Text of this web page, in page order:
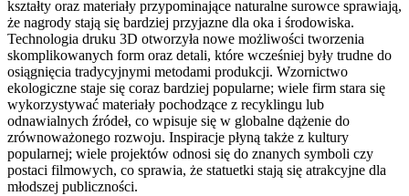
kształty oraz materiały przypominające naturalne surowce sprawiają,
że nagrody stają się bardziej przyjazne dla oka i środowiska.
Technologia druku 3D otworzyła nowe możliwości tworzenia
skomplikowanych form oraz detali, które wcześniej były trudne do
osiągnięcia tradycyjnymi metodami produkcji. Wzornictwo
ekologiczne staje się coraz bardziej popularne; wiele firm stara się
wykorzystywać materiały pochodzące z recyklingu lub
odnawialnych źródeł, co wpisuje się w globalne dążenie do
zrównoważonego rozwoju. Inspiracje płyną także z kultury
popularnej; wiele projektów odnosi się do znanych symboli czy
postaci filmowych, co sprawia, że statuetki stają się atrakcyjne dla
młodszej publiczności.